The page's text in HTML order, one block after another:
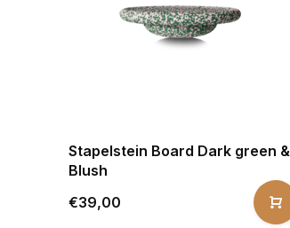
Stapelstein Board Dark green &
Blush
€39,00